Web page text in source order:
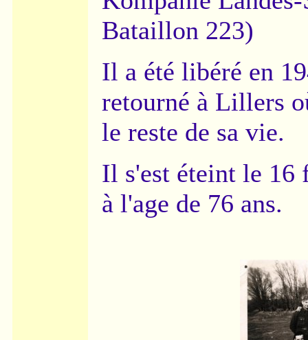
Bataillon 223)
Il a été libéré en
retourné à Lillers
le reste de sa vie.
Il s'est éteint le 16
à l'age de 76 ans.